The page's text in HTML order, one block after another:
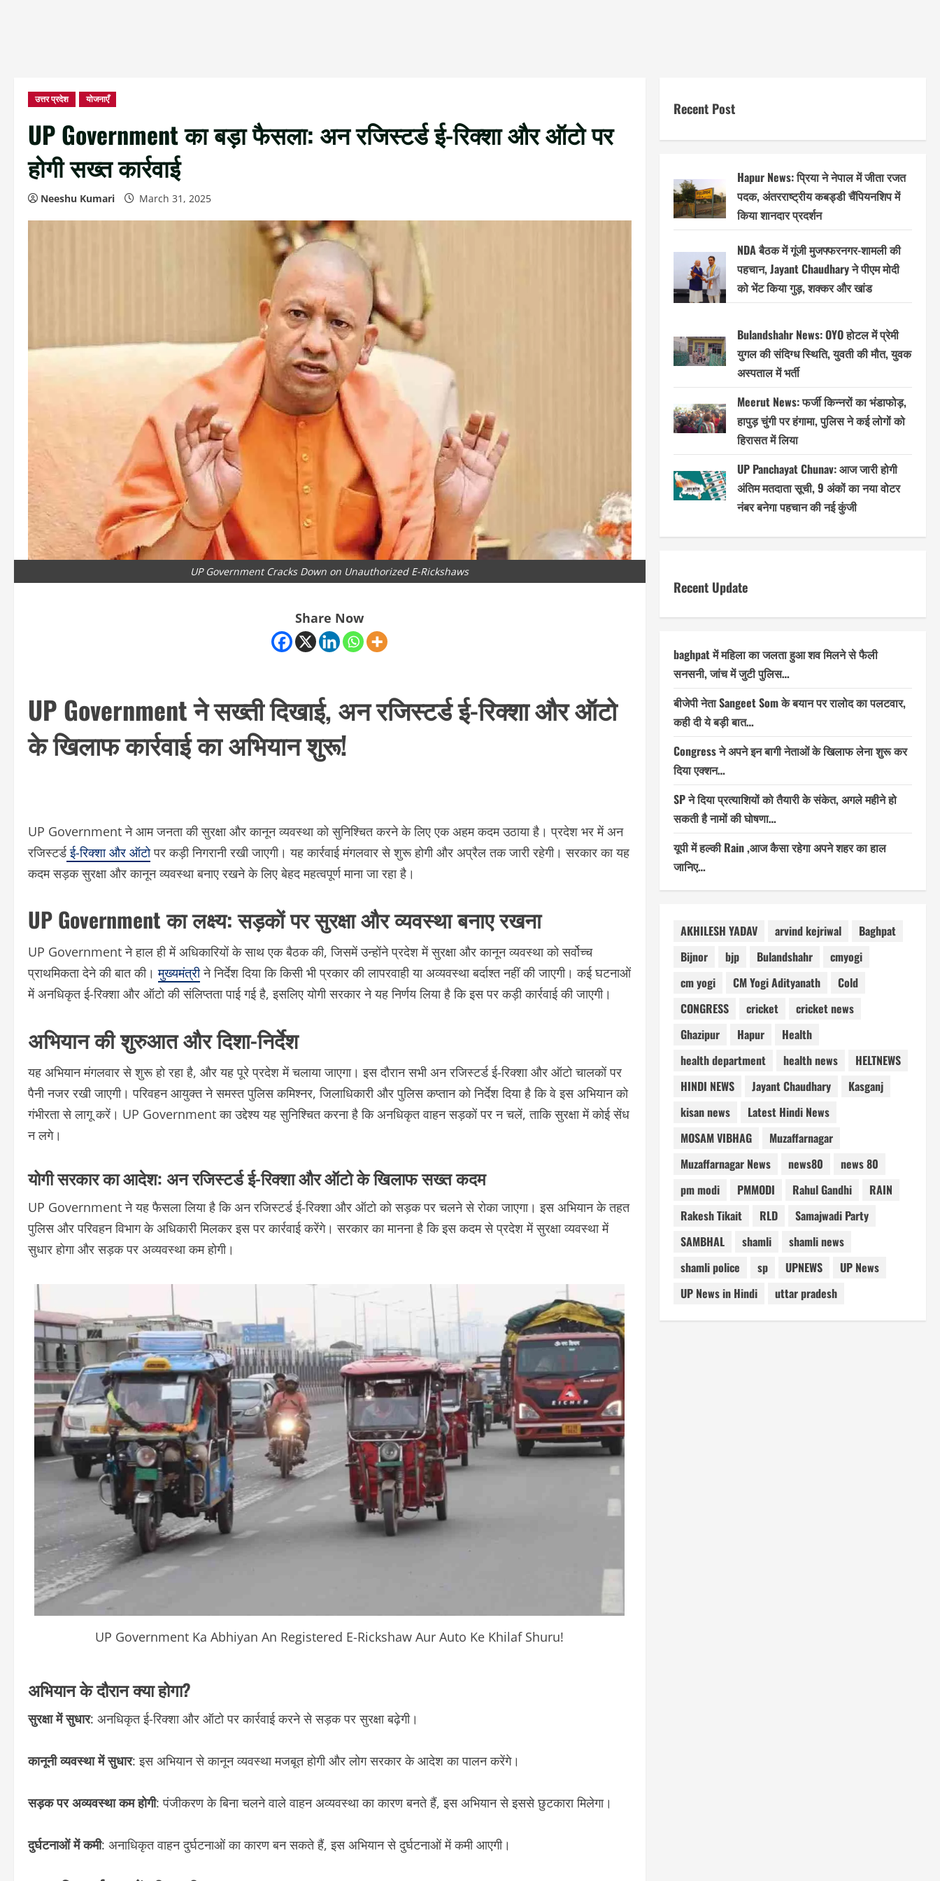
उत्तर प्रदेश योजनाएँ
UP Government का बड़ा फैसला: अन रजिस्टर्ड ई-रिक्शा और ऑटो पर
होगी सख्त कार्रवाई
Neeshu Kumari March 31, 2025
UP Government Cracks Down on Unauthorized E-Rickshaws
Share Now
UP Government ने सख्ती दिखाई, अन रजिस्टर्ड ई-रिक्शा और ऑटो
के खिलाफ कार्रवाई का अभियान शुरू!
UP Government ने आम जनता की सुरक्षा और कानून व्यवस्था को सुनिश्चित करने के लिए एक अहम कदम उठाया है। प्रदेश भर में अन
रजिस्टर्डई-रिक्शा और ऑटोपर कड़ी निगरानी रखी जाएगी। यह कार्रवाई मंगलवार से शुरू होगी और अप्रैल तक जारी रहेगी। सरकार का यह
कदम सड़क सुरक्षा और कानून व्यवस्था बनाए रखने के लिए बेहद महत्वपूर्ण माना जा रहा है।
UP Government का लक्ष्य: सड़कों पर सुरक्षा और व्यवस्था बनाए रखना
UP Government ने हाल ही में अधिकारियों के साथ एक बैठक की, जिसमें उन्होंने प्रदेश में सुरक्षा और कानून व्यवस्था को सर्वोच्च
प्राथमिकता देने की बात की।मुख्यमंत्रीने निर्देश दिया कि किसी भी प्रकार की लापरवाही या अव्यवस्था बर्दाश्त नहीं की जाएगी। कई घटनाओं
में अनधिकृत ई-रिक्शा और ऑटो की संलिप्तता पाई गई है, इसलिए योगी सरकार ने यह निर्णय लिया है कि इस पर कड़ी कार्रवाई की जाएगी।
अभियान की शुरुआत और दिशा-निर्देश
यह अभियान मंगलवार से शुरू हो रहा है, और यह पूरे प्रदेश में चलाया जाएगा। इस दौरान सभी अन रजिस्टर्ड ई-रिक्शा और ऑटो चालकों पर
पैनी नजर रखी जाएगी। परिवहन आयुक्त ने समस्त पुलिस कमिश्नर, जिलाधिकारी और पुलिस कप्तान को निर्देश दिया है कि वे इस अभियान को
गंभीरता से लागू करें। UP Government का उद्देश्य यह सुनिश्चित करना है कि अनधिकृत वाहन सड़कों पर न चलें, ताकि सुरक्षा में कोई सेंध
न लगे।
योगी सरकार का आदेश: अन रजिस्टर्ड ई-रिक्शा और ऑटो के खिलाफ सख्त कदम
UP Government ने यह फैसला लिया है कि अन रजिस्टर्ड ई-रिक्शा और ऑटो को सड़क पर चलने से रोका जाएगा। इस अभियान के तहत
पुलिस और परिवहन विभाग के अधिकारी मिलकर इस पर कार्रवाई करेंगे। सरकार का मानना है कि इस कदम से प्रदेश में सुरक्षा व्यवस्था में
सुधार होगा और सड़क पर अव्यवस्था कम होगी।
UP Government Ka Abhiyan An Registered E-Rickshaw Aur Auto Ke Khilaf Shuru!
अभियान के दौरान क्या होगा?
सुरक्षा में सुधार: अनधिकृत ई-रिक्शा और ऑटो पर कार्रवाई करने से सड़क पर सुरक्षा बढ़ेगी।
कानूनी व्यवस्था में सुधार: इस अभियान से कानून व्यवस्था मजबूत होगी और लोग सरकार के आदेश का पालन करेंगे।
सड़क पर अव्यवस्था कम होगी: पंजीकरण के बिना चलने वाले वाहन अव्यवस्था का कारण बनते हैं, इस अभियान से इससे छुटकारा मिलेगा।
दुर्घटनाओं में कमी: अनाधिकृत वाहन दुर्घटनाओं का कारण बन सकते हैं, इस अभियान से दुर्घटनाओं में कमी आएगी।
Recent Post
Hapur News: प्रिया ने नेपाल में जीता रजत
पदक, अंतरराष्ट्रीय कबड्डी चैंपियनशिप में
किया शानदार प्रदर्शन
NDA बैठक में गूंजी मुजफ्फरनगर-शामली की
पहचान, Jayant Chaudhary ने पीएम मोदी
को भेंट किया गुड़, शक्कर और खांड
Bulandshahr News: OYO होटल में प्रेमी
युगल की संदिग्ध स्थिति, युवती की मौत, युवक
अस्पताल में भर्ती
Meerut News: फर्जी किन्नरों का भंडाफोड़,
हापुड़ चुंगी पर हंगामा, पुलिस ने कई लोगों को
हिरासत में लिया
UP Panchayat Chunav: आज जारी होगी
अंतिम मतदाता सूची, 9 अंकों का नया वोटर
नंबर बनेगा पहचान की नई कुंजी
Recent Update
baghpat में महिला का जलता हुआ शव मिलने से फैली
सनसनी, जांच में जुटी पुलिस…
बीजेपी नेता Sangeet Som के बयान पर रालोद का पलटवार,
कही दी ये बड़ी बात…
Congress ने अपने इन बागी नेताओं के खिलाफ लेना शुरू कर
दिया एक्शन…
SP ने दिया प्रत्याशियों को तैयारी के संकेत, अगले महीने हो
सकती है नामों की घोषणा…
यूपी में हल्की Rain ,आज कैसा रहेगा अपने शहर का हाल
जानिए…
AKHILESH YADAV arvind kejriwal
Baghpat
Bijnor
bjp Bulandshahr
cmyogi
cm yogi
CM Yogi Adityanath
Cold
CONGRESS
cricket
cricket news
Ghazipur
Hapur
Health
health department
health news
HELTNEWS
HINDI NEWS
Jayant Chaudhary
Kasganj
kisan news
Latest Hindi News
MOSAM VIBHAG
Muzaffarnagar
Muzaffarnagar News
news80
news 80
pm modi
PMMODI Rahul Gandhi
RAIN
Rakesh Tikait
RLD
Samajwadi Party
SAMBHAL
shamli
shamli news
shamli police
sp UPNEWS
UP News
UP News in Hindi
uttar pradesh